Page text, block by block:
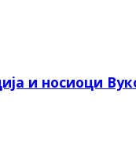
и носиоци